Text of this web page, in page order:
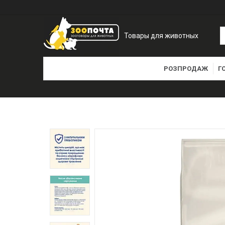
Товары для животных
РОЗПРОДАЖ